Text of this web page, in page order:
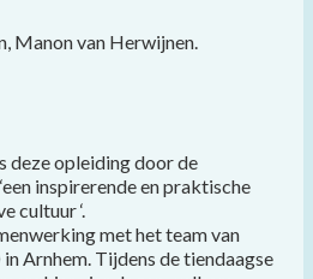
Manon van Herwijnen.
deze opleiding door de
inspirerende en praktische
cultuur ‘.
met het team van
Arnhem. Tijdens de tiendaagse